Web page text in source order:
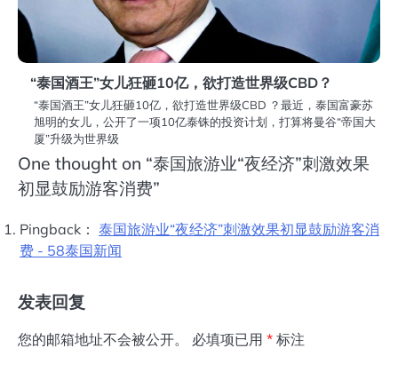
“泰国酒王”女儿狂砸10亿，欲打造世界级CBD？
“泰国酒王”女儿狂砸10亿，欲打造世界级CBD ？最近，泰国富豪苏
旭明的女儿，公开了一项10亿泰铢的投资计划，打算将曼谷“帝国大
厦”升级为世界级
One thought on “泰国旅游业“夜经济”刺激效果
初显鼓励游客消费”
Pingback： 泰国旅游业“夜经济”刺激效果初显鼓励游客消
费 - 58泰国新闻
发表回复
您的邮箱地址不会被公开。 必填项已用 * 标注